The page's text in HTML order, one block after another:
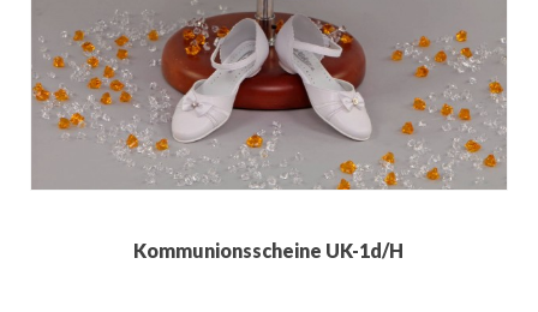
Kommunionsscheine UK-1d/H